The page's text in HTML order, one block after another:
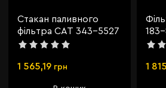
Стакан паливного
фільтра CAT 343-5527
1 565,19 грн
183-
1